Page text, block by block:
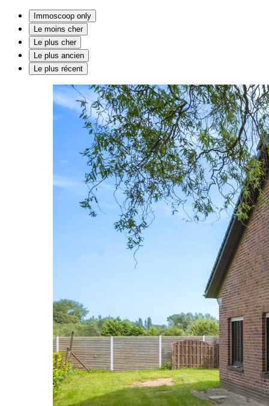
Immoscoop only
Le moins cher
Le plus cher
Le plus ancien
Le plus récent